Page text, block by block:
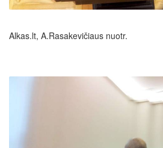
Alkas.lt, A.Rasakevičiaus nuotr.